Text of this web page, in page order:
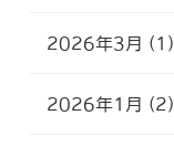
2026年3月 (1)
2026年1月 (2)